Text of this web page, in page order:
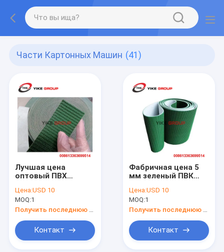
Части Картонных Машин (41)
Лучшая цена
оптовый ПВХ
используется для
бумажной машины
с
антискортированным
высоким трением
Цена:USD 10
MOQ:1
Контакт
Фабричная цена 5
мм зеленый ПВК
ремень
используется для
бумажной машины
Цена:USD 10
MOQ:1
Контакт